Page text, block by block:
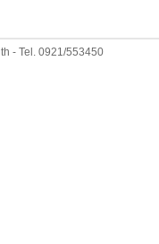
- Tel. 0921/553450